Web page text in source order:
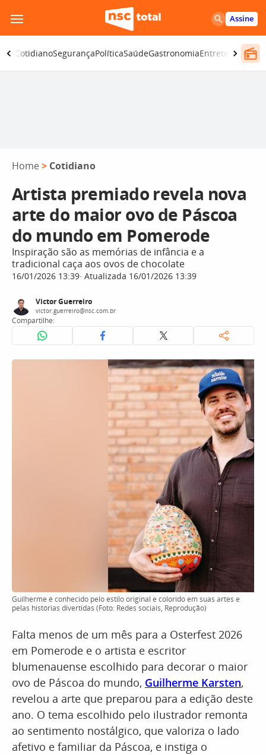
para
o
conteúdo
Assine
CotidianoSegurançaPolíticaSaúdeGastronomiaEntretenimento
Home > Cotidiano
Artista premiado revela nova
arte do maior ovo de Páscoa
do mundo em Pomerode
Inspiração são as memórias de infância e a
tradicional caça aos ovos de chocolate
16/01/2026 13:39 Atualizada 16/01/2026 13:39
Victor Guerreiro
victor.guerreiro@nsc.com.br
Compartilhe:
Guilherme é conhecido pelo estilo original e colorido em suas artes e
pelas histórias divertidas (Foto: Redes sociais, Reprodução)
Falta menos de um mês para a Osterfest 2026
em Pomerode e o artista e escritor
blumenauense escolhido para decorar o maior
ovo de Páscoa do mundo, Guilherme Karsten,
revelou a arte que preparou para a edição deste
ano. O tema escolhido pelo ilustrador remonta
ao sentimento nostálgico, que valoriza o lado
afetivo e familiar da Páscoa, e instiga o